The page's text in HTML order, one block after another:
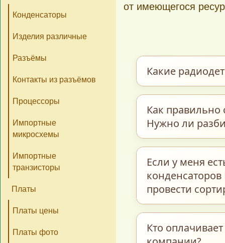
от имеющегося
Какие
керамические и
интегральные
и многие другие
бывшие в работе.
Как правильно
Нужно ли
предварительно
полном
Если у меня
провести
Кто
Конденсаторы
Изделия различные
Разъёмы
Контакты из разъёмов
Процессоры
Импортные
микросхемы
Импортные
транзисторы
Платы
Платы цены
Платы фото